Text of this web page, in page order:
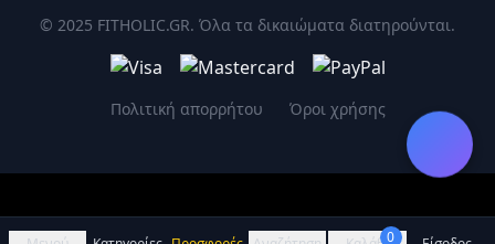
0
© 2025 FITHOLIC.GR. Όλα τα δικαιώματα διατηρούνται.
Πολιτική απορρήτου Όροι χρήσης